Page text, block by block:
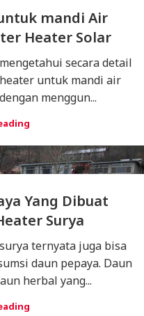
mandi Air
Heater Solar
secara detail
untuk mandi air
menggun...
Yang Dibuat
Surya
ternyata juga bisa
daun pepaya. Daun
herbal yang...